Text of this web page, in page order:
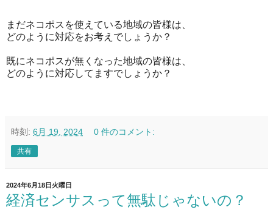
まだネコポスを使えている地域の皆様は、
どのように対応をお考えでしょうか？
既にネコポスが無くなった地域の皆様は、
どのように対応してますでしょうか？
時刻: 6月 19, 2024 0 件のコメント:
共有
2024年6月18日火曜日
経済センサスって無駄じゃないの？